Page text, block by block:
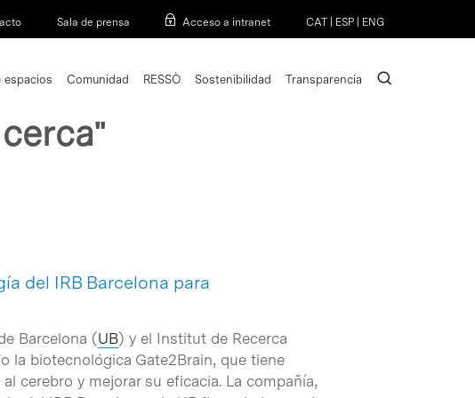
Sala de prensa Acceso a intranet CAT ESP ENG
espacios Comunidad RESSÒ Sostenibilidad Transparencia search
del IRB Barcelona para
Barcelona (UB) y el Institut de Recerca
la biotecnológica Gate2Brain, que tiene
cerebro y mejorar su eficacia. La compañía,